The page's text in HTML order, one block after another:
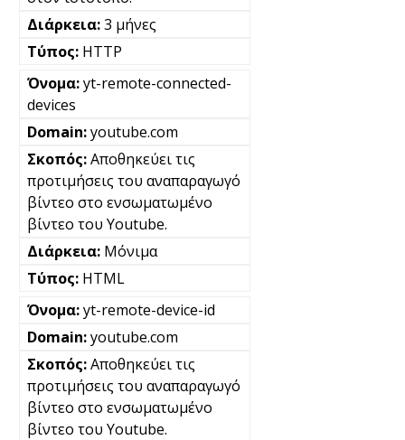
3 μήνες
HTTP
yt-remote-connected-
devices
youtube.com
Αποθηκεύει τις
προτιμήσεις του αναπαραγωγό
βίντεο στο ενσωματωμένο
βίντεο του Youtube.
Μόνιμα
HTML
yt-remote-device-id
youtube.com
Αποθηκεύει τις
προτιμήσεις του αναπαραγωγό
βίντεο στο ενσωματωμένο
βίντεο του Youtube.